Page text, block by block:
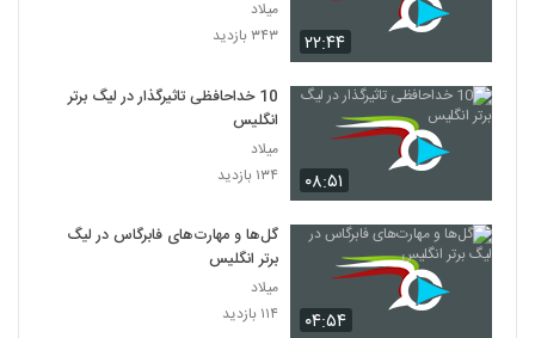
۲۲:۴۴
میلاد
۳۴۳ بازدید
۰۸:۵۱
10 خداحافظی تاثیرگذار در لیگ برتر
انگلیس
میلاد
۱۳۴ بازدید
۰۴:۵۴
گل‌ها و مهارت‌های فابرگاس در لیگ
برتر انگلیس
میلاد
۱۱۴ بازدید